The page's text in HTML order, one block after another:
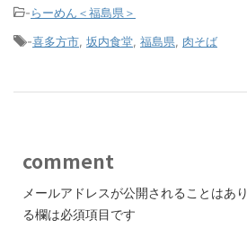
-らーめん＜福島県＞
-喜多方市 坂内食堂 福島県 肉そば
comment
メールアドレスが公開されることはあり
る欄は必須項目です